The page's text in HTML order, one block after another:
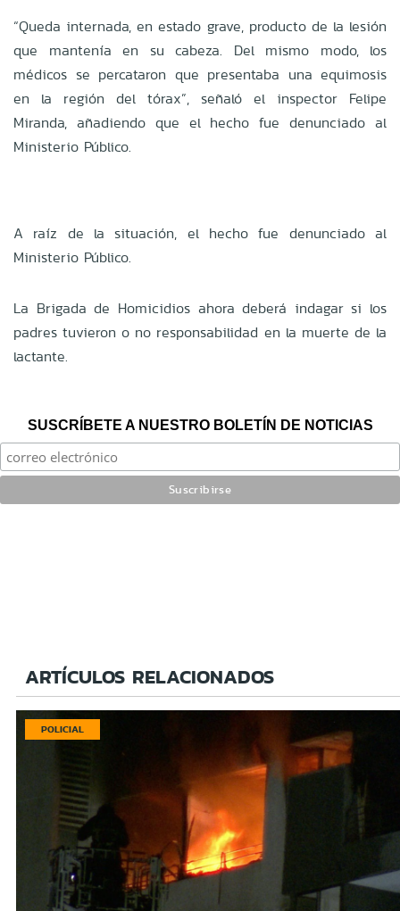
“Queda internada, en estado grave, producto de la lesión
que mantenía en su cabeza. Del mismo modo, los
médicos se percataron que presentaba una equimosis
en la región del tórax”, señaló el inspector Felipe
Miranda, añadiendo que el hecho fue denunciado al
Ministerio Público.
A raíz de la situación, el hecho fue denunciado al
Ministerio Público.
La Brigada de Homicidios ahora deberá indagar si los
padres tuvieron o no responsabilidad en la muerte de la
lactante.
SUSCRÍBETE A NUESTRO BOLETÍN DE NOTICIAS
ARTÍCULOS RELACIONADOS
POLICIAL